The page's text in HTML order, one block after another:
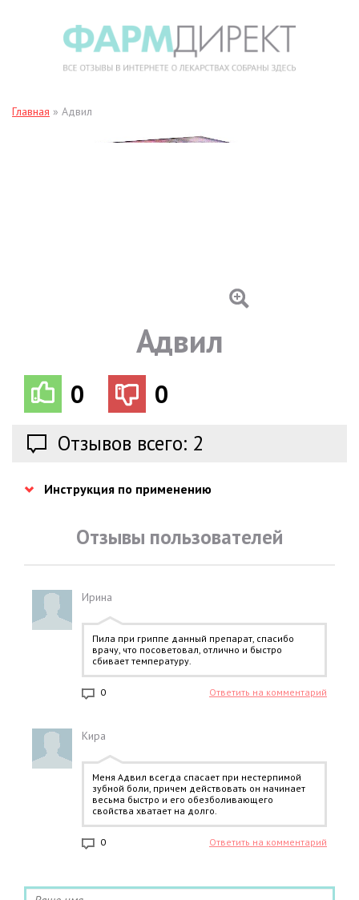
Главная » Адвил
Адвил
0 0
Отзывов всего: 2
Инструкция по применению
Отзывы пользователей
Ирина
Пила при гриппе данный препарат, спасибо
врачу, что посоветовал, отлично и быстро
сбивает температуру.
0 Ответить на комментарий
Кира
Меня Адвил всегда спасает при нестерпимой
зубной боли, причем действовать он начинает
весьма быстро и его обезболивающего
свойства хватает на долго.
0 Ответить на комментарий